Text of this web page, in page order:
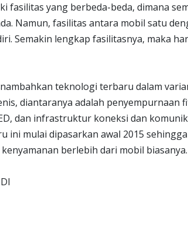
fasilitas yang berbeda-beda, dimana
Namun, fasilitas antara mobil satu
Semakin lengkap fasilitasnya, maka
teknologi terbaru dalam
diantaranya adalah penyempurnaan
dan infrastruktur koneksi dan
ini mulai dipasarkan awal 2015
berlebih dari mobil biasanya.